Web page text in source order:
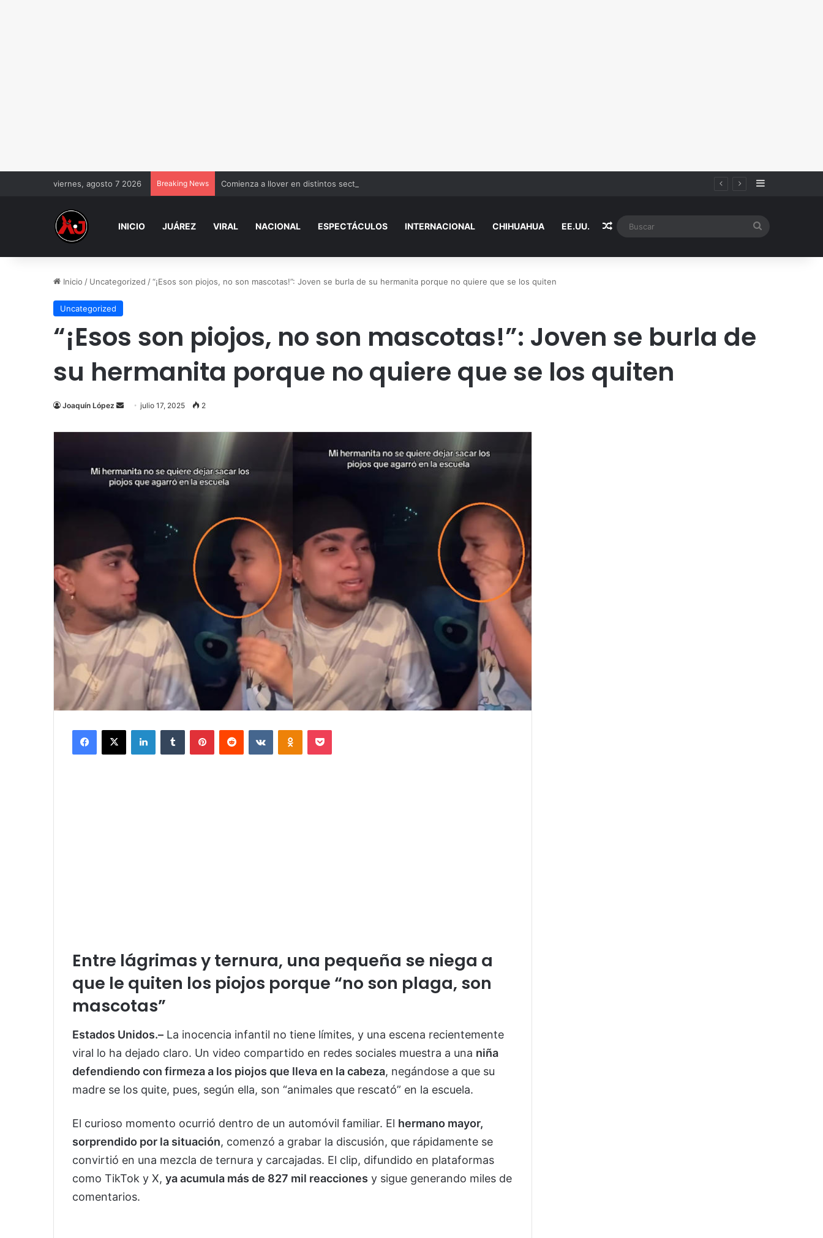
viernes, agosto 7 2026 Breaking News Comienza a llover en distintos sectores de Juárez Sidebar
INICIO JUÁREZ VIRAL NACIONAL ESPECTÁCULOS INTERNACIONAL CHIHUAHUA EE.UU. Random Article
Inicio / Uncategorized /“¡Esos son piojos, no son mascotas!”: Joven se burla de su hermanita porque no quiere que se los quiten
Uncategorized
“¡Esos son piojos, no son mascotas!”: Joven se burla de
su hermanita porque no quiere que se los quiten
Joaquín López
Send
email
julio 17, 2025 2
Facebook
X LinkedInTumblr PinterestReddit VKontakteOdnoklassniki
Pocket
Entre lágrimas y ternura, una pequeña se niega a
que le quiten los piojos porque “no son plaga, son
mascotas”
Estados Unidos.– La inocencia infantil no tiene límites, y una escena recientemente
viral lo ha dejado claro. Un video compartido en redes sociales muestra a una niña
defendiendo con firmeza a los piojos que lleva en la cabeza, negándose a que su
madre se los quite, pues, según ella, son “animales que rescató” en la escuela.
El curioso momento ocurrió dentro de un automóvil familiar. El hermano mayor,
sorprendido por la situación, comenzó a grabar la discusión, que rápidamente se
convirtió en una mezcla de ternura y carcajadas. El clip, difundido en plataformas
como TikTok y X, ya acumula más de 827 mil reacciones y sigue generando miles de
comentarios.